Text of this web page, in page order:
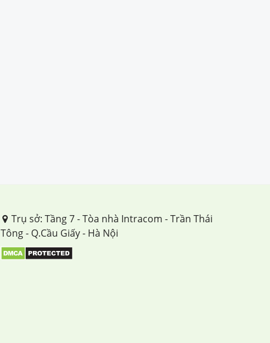
Trụ sở: Tầng 7 - Tòa nhà Intracom - Trần Thái
Tông - Q.Cầu Giấy - Hà Nội